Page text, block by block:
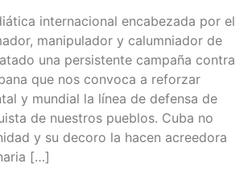
inter­na­cio­nal enca­be­za­da por el
mani­pu­la­dor y calum­nia­dor de
una per­sis­ten­te cam­pa­ña con­tra
que nos con­vo­ca a refor­zar
y mun­dial la línea de defen­sa de
de nues­tros pue­blos. Cuba no
y su deco­ro la hacen acree­do­ra
[…]